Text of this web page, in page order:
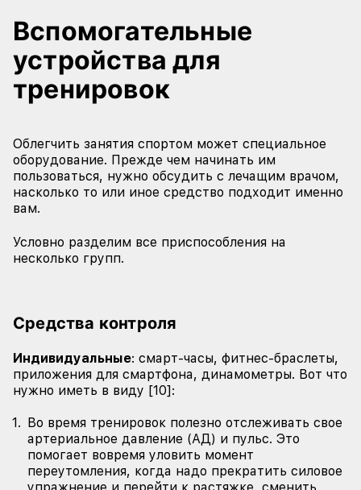
Вспомогательные
устройства для
тренировок
Облегчить занятия спортом может специальное
оборудование. Прежде чем начинать им
пользоваться, нужно обсудить с лечащим врачом,
насколько то или иное средство подходит именно
вам.
Условно разделим все приспособления на
несколько групп.
Средства контроля
Индивидуальные: смарт-часы, фитнес-браслеты,
приложения для смартфона, динамометры. Вот что
нужно иметь в виду [10]:
Во время тренировок полезно отслеживать свое
артериальное давление (АД) и пульс. Это
помогает вовремя уловить момент
переутомления, когда надо прекратить силовое